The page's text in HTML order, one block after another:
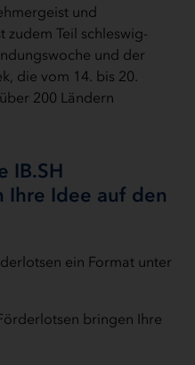
und
zudem Teil schleswig-
und der
die vom 14. bis 20.
200 Ländern
IB.SH
Ihre Idee auf den
ein Format unter
bringen Ihre